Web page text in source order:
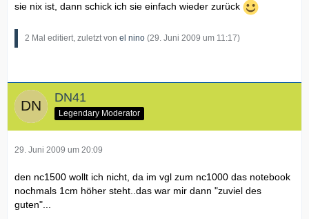
sie nix ist, dann schick ich sie einfach wieder zurück
2 Mal editiert, zuletzt von el nino (29. Juni 2009 um 11:17)
DN41
Legendary Moderator
29. Juni 2009 um 20:09
den nc1500 wollt ich nicht, da im vgl zum nc1000 das notebook
nochmals 1cm höher steht..das war mir dann "zuviel des
guten"...